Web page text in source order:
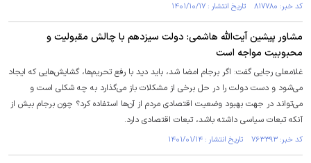
کد خبر: ۸۱۷۷۸۰ تاریخ انتشار : ۱۴۰۱/۱۰/۱۷
مشاور پیشین آیت‌الله هاشمی: دولت سیزدهم با چالش مقبولیت و
محبوبیت مواجه است
غلامعلی رجایی گفت: اگر برجام امضا شد، باید دید با رفع تحریم‌ها، گشایش‌هایی که ایجاد
می‌شود و دست دولت را در حل برخی از مشکلات باز می‌گذارد به چه شکلی است و
می‌تواند در جهت بهبود وضعیت اقتصادی مردم از آن‌ها استفاده کرد؟ چون برجام بیش از
آنکه تبعات سیاسی داشته باشد، تبعات اقتصادی دارد.
کد خبر: ۷۶۳۳۹۳ تاریخ انتشار : ۱۴۰۱/۰۱/۱۴